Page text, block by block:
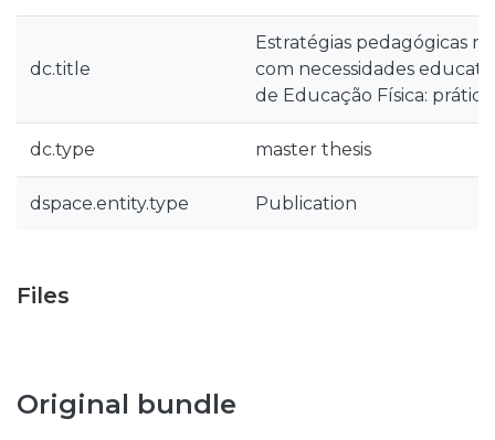
dc.title
Estratégias pedagógicas
com necessidades
de Educação Física:
dc.type master thesis
dspace.entity.type Publication
Files
Original bundle